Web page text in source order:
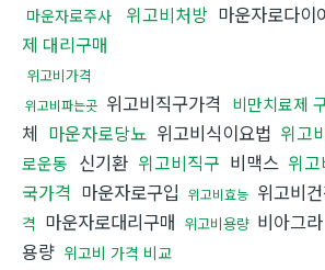
마운자로주사 위고비처방 마운자로다이
제 대리구매
위고비가격
위고비파는곳 위고비직구가격 비만치료제
체 마운자로당뇨 위고비식이요법 위고
로운동 신기환 위고비직구 비맥스 위
국가격 마운자로구입 위고비효능 위고비
격 마운자로대리구매 위고비용량 비아그라
용량 위고비 가격 비교